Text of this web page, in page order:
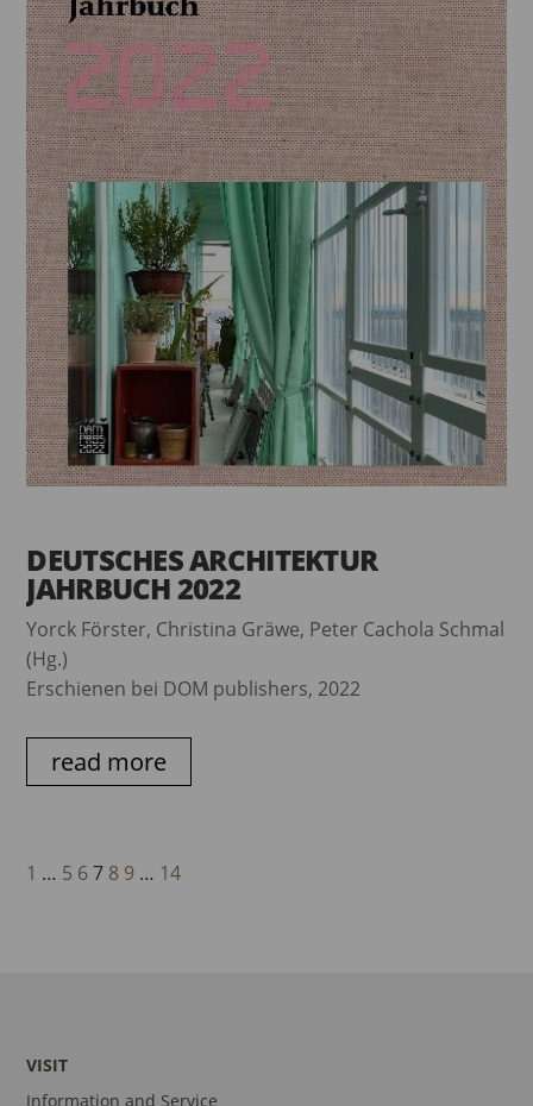
DEUTSCHES ARCHITEKTUR
JAHRBUCH 2022
Yorck Förster, Christina Gräwe, Peter Cachola Schmal
(Hg.)
Erschienen bei DOM publishers, 2022
read more
1 … 5 6 7 8 9 … 14
VISIT
Information and Service